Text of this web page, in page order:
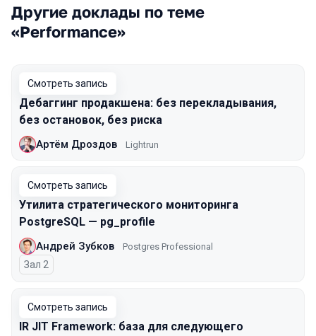
Другие доклады по теме
«Performance»
Смотреть запись
Дебаггинг продакшена: без перекладывания,
без остановок, без риска
Артём Дроздов Lightrun
Смотреть запись
Утилита стратегического мониторинга
PostgreSQL — pg_profile
Андрей Зубков Postgres Professional
Зал 2
Смотреть запись
IR JIT Framework: база для следующего